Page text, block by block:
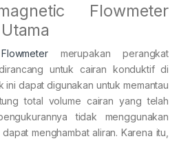
Flowmeter
merupakan perangkat
untuk cairan konduktif di
ini dapat digunakan untuk memantau
total volume cairan yang telah
tidak menggunakan
menghambat aliran. Karena itu,